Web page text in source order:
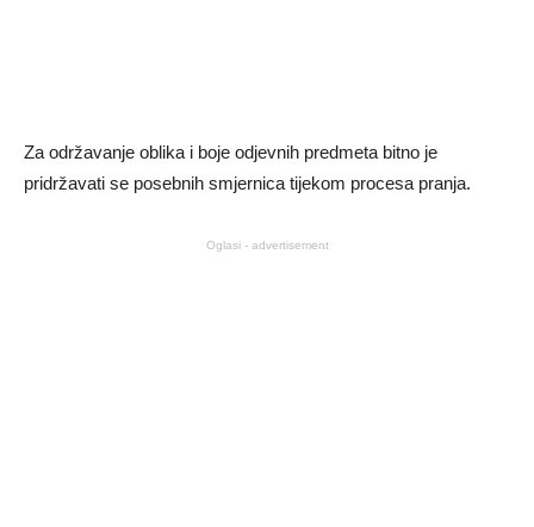
Za održavanje oblika i boje odjevnih predmeta bitno je
pridržavati se posebnih smjernica tijekom procesa pranja.
Oglasi - advertisement